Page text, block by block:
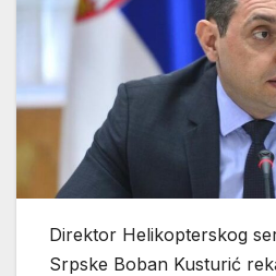
Direktor Helikopterskog
Srpske Boban Kusturić